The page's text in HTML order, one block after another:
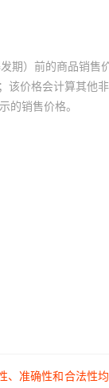
期）前的商品销售
该价格会计算其他
的销售价格。
、准确性和合法性